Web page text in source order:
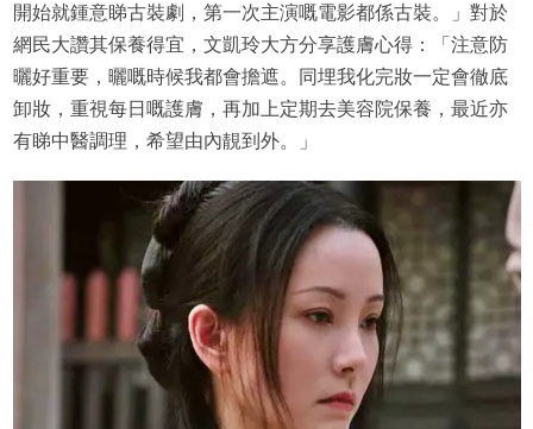
開始就鍾意睇古裝劇，第一次主演嘅電影都係古裝。」對於
網民大讚其保養得宜，文凱玲大方分享護膚心得：「注意防
曬好重要，曬嘅時候我都會擔遮。同埋我化完妝一定會徹底
卸妝，重視每日嘅護膚，再加上定期去美容院保養，最近亦
有睇中醫調理，希望由內靚到外。」